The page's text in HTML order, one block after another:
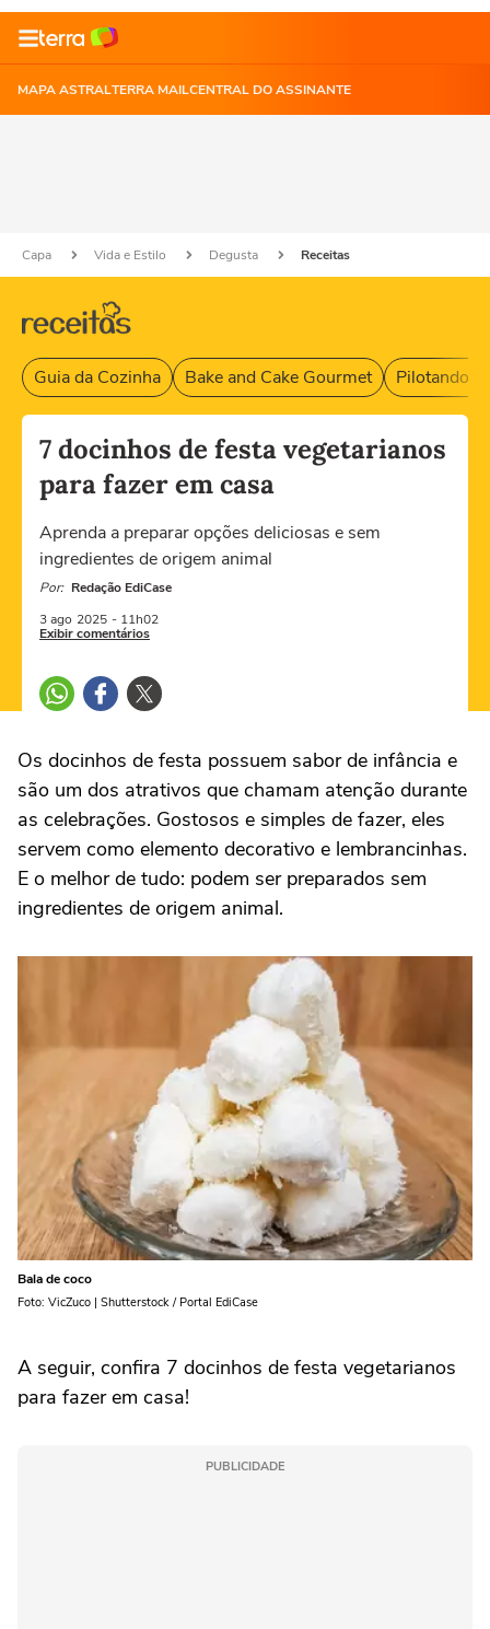
MAPA ASTRALTERRA MAILCENTRAL DO ASSINANTE
Capa Vida e Estilo Degusta Receitas
Guia da Cozinha Bake and Cake Gourmet Pilotando
7 docinhos de festa vegetarianos
para fazer em casa
Aprenda a preparar opções deliciosas e sem
ingredientes de origem animal
Por: Redação EdiCase
3 ago 2025 - 11h02
Exibir comentários
Os docinhos de festa possuem sabor de infância e
são um dos atrativos que chamam atenção durante
as celebrações. Gostosos e simples de fazer, eles
servem como elemento decorativo e lembrancinhas.
E o melhor de tudo: podem ser preparados sem
ingredientes de origem animal.
Bala de coco
Foto: VicZuco | Shutterstock / Portal EdiCase
A seguir, confira 7 docinhos de festa vegetarianos
para fazer em casa!
PUBLICIDADE